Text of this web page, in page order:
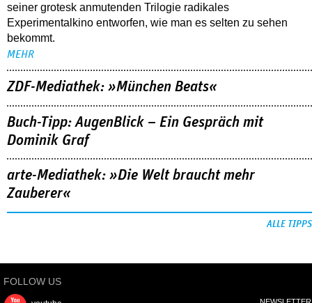
seiner grotesk anmutenden Trilogie radikales
Experimentalkino entworfen, wie man es selten zu sehen
bekommt.
MEHR
ZDF-Mediathek: »München Beats«
Buch-Tipp: AugenBlick – Ein Gespräch mit
Dominik Graf
arte-Mediathek: »Die Welt braucht mehr
Zauberer«
ALLE TIPPS
FOLLOW US